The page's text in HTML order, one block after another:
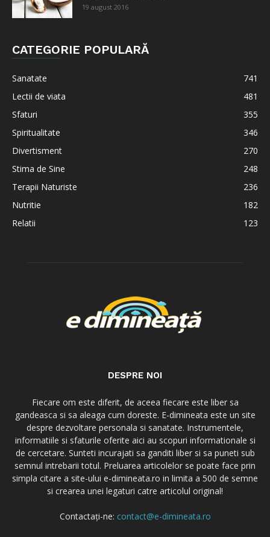
19 august 2016
CATEGORIE POPULARĂ
Sanatate
741
Lectii de viata
481
Sfaturi
355
Spiritualitate
346
Divertisment
270
Stima de Sine
248
Terapii Naturiste
236
Nutritie
182
Relatii
123
DESPRE NOI
Fiecare om este diferit, de aceea fiecare este liber sa
gandeasca si sa aleaga cum doreste. E-dimineata este un site
despre dezvoltare personala si sanatate. Instrumentele,
informatiile si sfaturile oferite aici au scopuri informationale si
de cercetare. Sunteti incurajati sa ganditi liber si sa puneti sub
semnul intrebarii totul. Preluarea articolelor se poate face prin
simpla citare a site-ului e-dimineata.ro in limita a 500 de semne
si crearea unei legaturi catre articolul original!
Contactați-ne: contact@e-dimineata.ro